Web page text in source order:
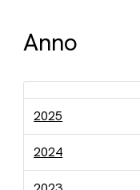
Anno
2025
2024